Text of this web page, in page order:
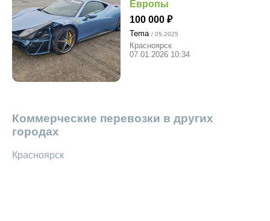
Европы
100 000
Tema / 05.2025
Красноярск
07.01.2026 10:34
Коммерческие перевозки в других
городах
Красноярск